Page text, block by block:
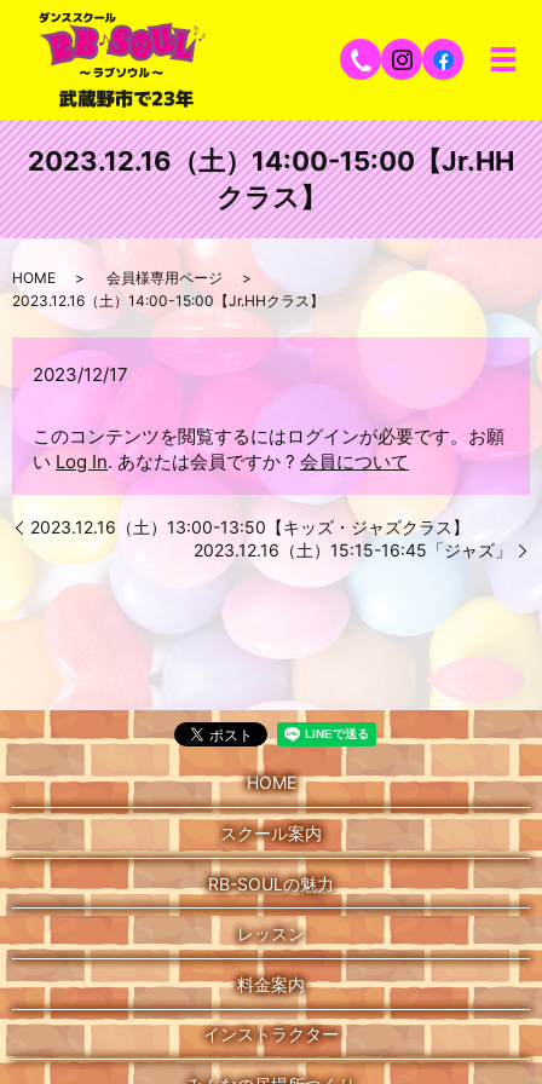
2023.12.16（土）14:00-15:00【Jr.HH
クラス】
HOME
会員様専用ページ
2023.12.16（土）14:00-15:00【Jr.HHクラス】
2023/12/17
このコンテンツを閲覧するにはログインが必要です。お願
い Log In. あなたは会員ですか ?会員について
2023.12.16（土）13:00-13:50【キッズ・ジャズクラス】
2023.12.16（土）15:15-16:45「ジャズ」
HOME
スクール案内
RB-SOULの魅力
レッスン
料金案内
インストラクター